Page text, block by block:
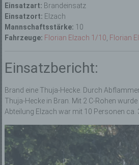
Einsatzart: Brandeinsatz
Einsatzort: Elzach
Mannschaftsstärke: 10
Fahrzeuge: Florian Elzach 1/10 Florian
Einsatzbericht:
Brand eine Thuja-Hecke. Durch
Thuja-Hecke in Bran. Mit 2 C-Rohen
Abteilung Elzach war mit 10 Personen ca.